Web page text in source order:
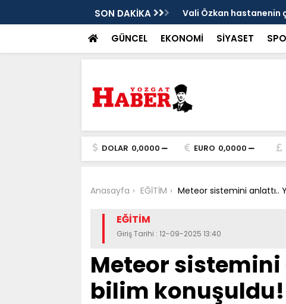
SON DAKİKA Vali Özkan hastanenin
GÜNCEL EKONOMİ SİYASET
DOLAR 0,0000 EURO 0,0000
Anasayfa EĞİTİM Meteor sistemini anlattı..
EĞİTİM
Giriş Tarihi : 12-09-2025 13:40
Meteor sistemini
bilim konuşuldu!